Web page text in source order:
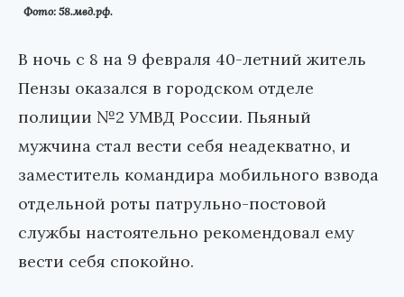
Фото: 58.мвд.рф.
В ночь с 8 на 9 февраля 40-летний житель
Пензы оказался в городском отделе
полиции №2 УМВД России. Пьяный
мужчина стал вести себя неадекватно, и
заместитель командира мобильного взвода
отдельной роты патрульно-постовой
службы настоятельно рекомендовал ему
вести себя спокойно.